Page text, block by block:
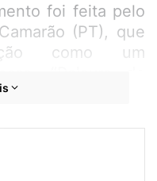
foi feita pelo
(PT), que
como um
1ª parcela
(da ativa)”,
redes sociais.
este pagamento